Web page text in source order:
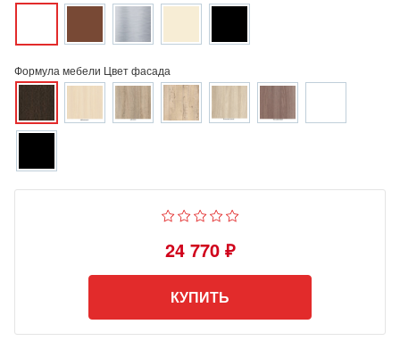
Формула мебели Цвет фасада
24 770 ₽
КУПИТЬ